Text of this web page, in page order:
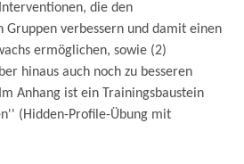
die den
Gruppen verbessern und damit einen
ermöglichen, sowie (2)
hinaus auch noch zu besseren
Anhang ist ein Trainingsbaustein
(Hidden-Profile-Übung mit